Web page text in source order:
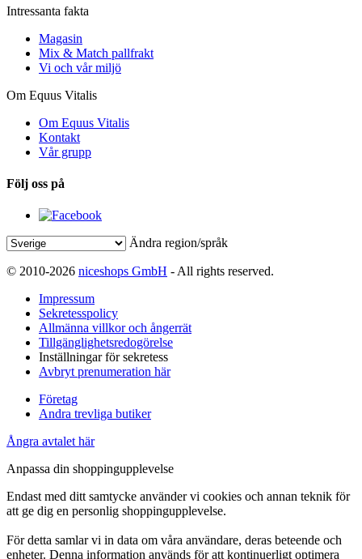
Intressanta fakta
Magasin
Mix & Match pallfrakt
Vi och vår miljö
Om Equus Vitalis
Om Equus Vitalis
Kontakt
Vår grupp
Följ oss på
Ändra region/språk
© 2010-2026 niceshops GmbH - All rights reserved.
Impressum
Sekretesspolicy
Allmänna villkor och ångerrät
Tillgänglighetsredogörelse
Inställningar för sekretess
Avbryt prenumeration här
Företag
Andra trevliga butiker
Ångra avtalet här
Anpassa din shoppingupplevelse
Endast med ditt samtycke använder vi cookies och annan teknik för
att ge dig en personlig shoppingupplevelse.
För detta samlar vi in data om våra användare, deras beteende och
enheter. Denna information används för att kontinuerligt optimera